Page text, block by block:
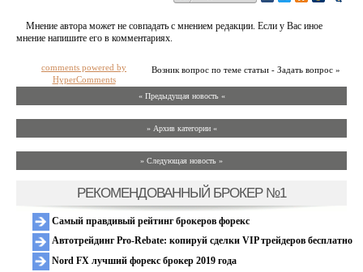
Мнение автора может не совпадать с мнением редакции. Если у Вас иное
мнение напишите его в комментариях.
Возник вопрос по теме статьи - Задать вопрос »
comments powered by
HyperComments
« Предыдущая новость «
» Архив категории «
» Следующая новость »
РЕКОМЕНДОВАННЫЙ БРОКЕР №1
Самый правдивый рейтинг брокеров форекс
Автотрейдинг Pro-Rebate: копируй сделки VIP трейдеров бесплатно
Nord FX лучший форекс брокер 2019 года